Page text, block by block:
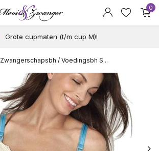
0
Grote cupmaten (t/m cup M)!
Zwangerschapsbh / Voedingsbh S...